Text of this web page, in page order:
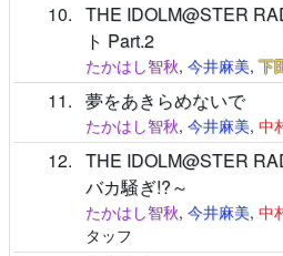
10
THE IDOLM@STER
ト Part.2
たかはし智秋, 今井麻美,下
11 夢をあきらめないで
たかはし智秋, 今井麻美, 中
12
THE IDOLM@STER
バカ騒ぎ!?～
たかはし智秋, 今井麻美, 中
タッフ